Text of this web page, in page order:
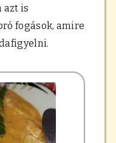
azt is
fogások, amire